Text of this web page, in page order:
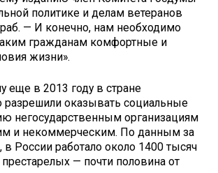
политике и делам ветеранов
— И конечно, нам необходимо
гражданам комфортные и
жизни».
еще в 2013 году в стране
разрешили оказывать социальные
негосударственным организациям
и некоммерческим. По данным за
в России работало около 1400 тысяч
— почти половина от